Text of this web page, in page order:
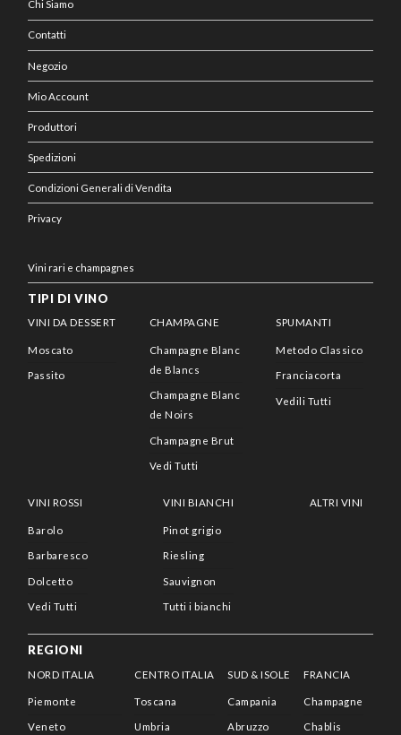
Chi Siamo
Contatti
Negozio
Mio Account
Produttori
Spedizioni
Condizioni Generali di Vendita
Privacy
Vini rari e champagnes
TIPI DI VINO
VINI DA DESSERT
Moscato
Passito
CHAMPAGNE
Champagne Blanc
de Blancs
Champagne Blanc
de Noirs
Champagne Brut
Vedi Tutti
SPUMANTI
Metodo Classico
Franciacorta
Vedili Tutti
VINI ROSSI
Barolo
Barbaresco
Dolcetto
Vedi Tutti
VINI BIANCHI
Pinot grigio
Riesling
Sauvignon
Tutti i bianchi
ALTRI VINI
REGIONI
NORD ITALIA
Piemonte
Veneto
CENTRO ITALIA
Toscana
Umbria
SUD & ISOLE
Campania
Abruzzo
FRANCIA
Champagne
Chablis